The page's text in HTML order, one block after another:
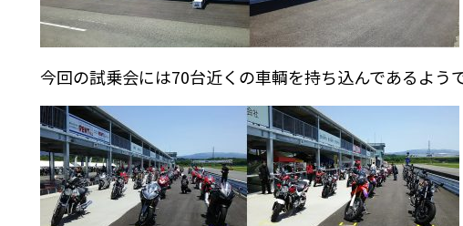
今回の試乗会には70台近くの車輌を持ち込んであるようで